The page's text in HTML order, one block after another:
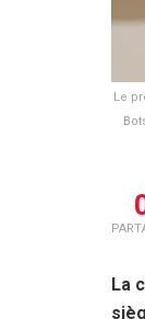
Le
La